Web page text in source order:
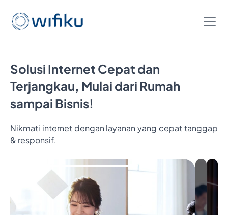
Solusi Internet Cepat dan
Terjangkau, Mulai dari Rumah
sampai Bisnis!
Nikmati internet dengan layanan yang cepat tanggap
& responsif.